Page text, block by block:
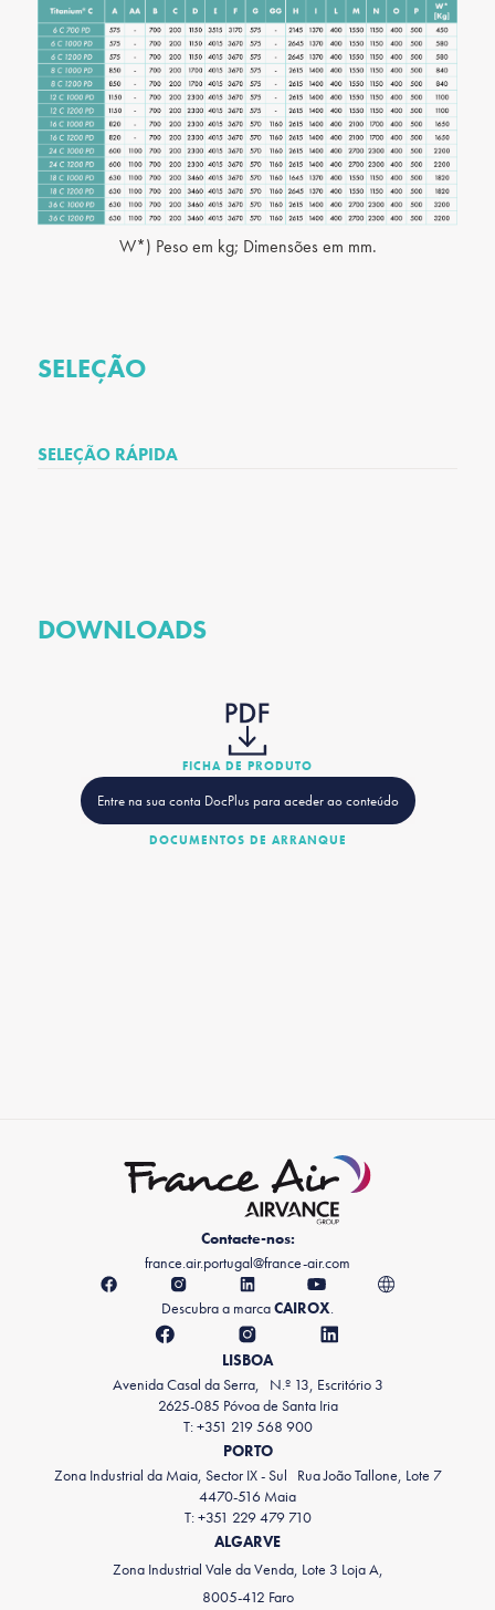
W*) Peso em kg; Dimensões em mm.
SELEÇÃO
SELEÇÃO RÁPIDA
DOWNLOADS
FICHA DE PRODUTO
Entre na sua conta DocPlus para aceder ao conteúdo
DOCUMENTOS DE ARRANQUE
Contacte-nos:
france.air.portugal@france-air.com
Descubra a marcaCAIROX.
LISBOA
Avenida Casal da Serra, N.º 13, Escritório 3
2625-085 Póvoa de Santa Iria
T: +351 219 568 900
PORTO
Zona Industrial da Maia, Sector IX - Sul Rua João Tallone, Lote 7
4470-516 Maia
T: +351 229 479 710
ALGARVE
Zona Industrial Vale da Venda, Lote 3 Loja A,
8005-412 Faro